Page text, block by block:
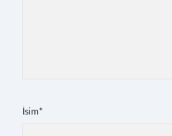
İsim*